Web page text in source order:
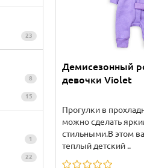
23
8
15
1
22
Демисезонный
девочки Violet
Прогулки в
можно сделать
стильными.В этом
теплый детский ..